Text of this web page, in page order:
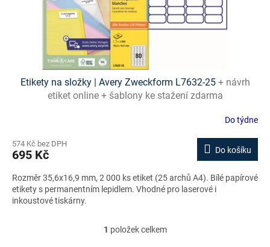
Etikety na složky | Avery Zweckform L7632-25 + návrh
etiket online + šablony ke stažení zdarma
Do týdne
574 Kč bez DPH
695 Kč Do košíku
Rozměr 35,6x16,9 mm, 2 000 ks etiket (25 archů A4). Bílé papírové
etikety s permanentním lepidlem. Vhodné pro laserové i
inkoustové tiskárny.
O
1 položek celkem